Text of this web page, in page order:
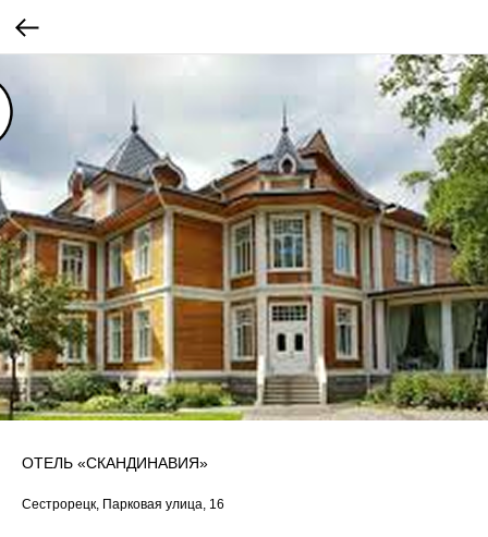
ОТЕЛЬ «СКАНДИНАВИЯ»
Сестрорецк, Парковая улица, 16